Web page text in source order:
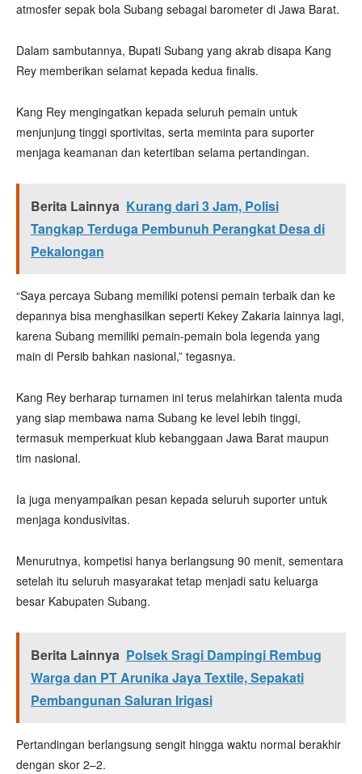
atmosfer sepak bola Subang sebagai barometer di Jawa Barat.
Dalam sambutannya, Bupati Subang yang akrab disapa Kang
Rey memberikan selamat kepada kedua finalis.
Kang Rey mengingatkan kepada seluruh pemain untuk
menjunjung tinggi sportivitas, serta meminta para suporter
menjaga keamanan dan ketertiban selama pertandingan.
Berita Lainnya Kurang dari 3 Jam, Polisi
Tangkap Terduga Pembunuh Perangkat Desa di
Pekalongan
“Saya percaya Subang memiliki potensi pemain terbaik dan ke
depannya bisa menghasilkan seperti Kekey Zakaria lainnya lagi,
karena Subang memiliki pemain-pemain bola legenda yang
main di Persib bahkan nasional,” tegasnya.
Kang Rey berharap turnamen ini terus melahirkan talenta muda
yang siap membawa nama Subang ke level lebih tinggi,
termasuk memperkuat klub kebanggaan Jawa Barat maupun
tim nasional.
Ia juga menyampaikan pesan kepada seluruh suporter untuk
menjaga kondusivitas.
Menurutnya, kompetisi hanya berlangsung 90 menit, sementara
setelah itu seluruh masyarakat tetap menjadi satu keluarga
besar Kabupaten Subang.
Berita Lainnya Polsek Sragi Dampingi Rembug
Warga dan PT Arunika Jaya Textile, Sepakati
Pembangunan Saluran Irigasi
Pertandingan berlangsung sengit hingga waktu normal berakhir
dengan skor 2–2.